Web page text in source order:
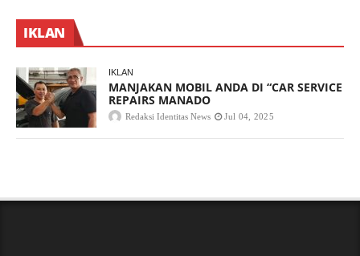
IKLAN
IKLAN
MANJAKAN MOBIL ANDA DI “CAR SERVICE
REPAIRS MANADO
Redaksi Identitas News Jul 04, 2025